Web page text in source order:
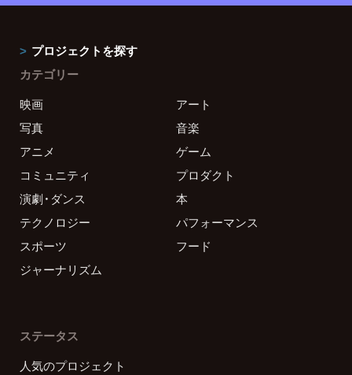
プロジェクトを探す
カテゴリー
映画
アート
写真
音楽
アニメ
ゲーム
コミュニティ
プロダクト
演劇・ダンス
本
テクノロジー
パフォーマンス
スポーツ
フード
ジャーナリズム
ステータス
人気のプロジェクト